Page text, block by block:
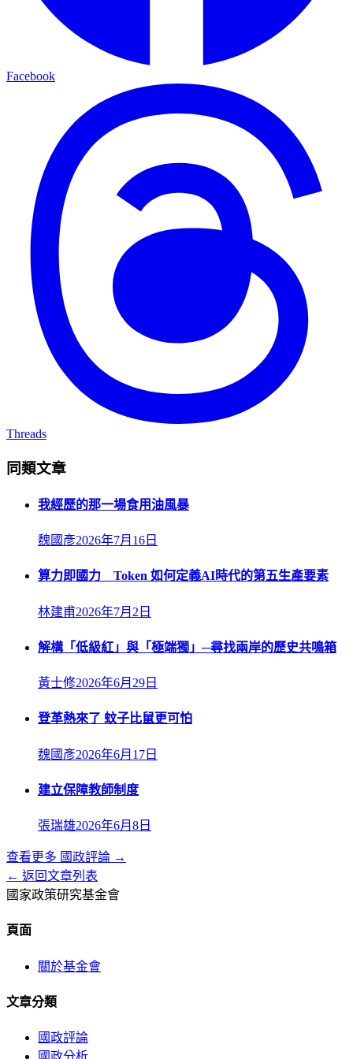
Facebook
Threads
同類文章
我經歷的那一場食用油風暴
魏國彥2026年7月16日
算力即國力 Token 如何定義AI時代的第五生產要素
林建甫2026年7月2日
解構「低級紅」與「極端獨」─尋找兩岸的歷史共鳴箱
黃士修2026年6月29日
登革熱來了 蚊子比鼠更可怕
魏國彥2026年6月17日
建立保障教師制度
張瑞雄2026年6月8日
查看更多 國政評論 →
← 返回文章列表
國家政策研究基金會
頁面
關於基金會
文章分類
國政評論